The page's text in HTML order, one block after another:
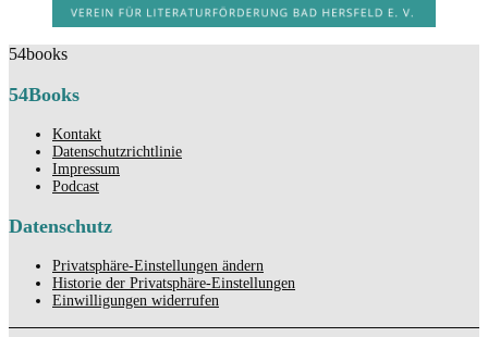
54books
54Books
Kontakt
Datenschutzrichtlinie
Impressum
Podcast
Datenschutz
Privatsphäre-Einstellungen ändern
Historie der Privatsphäre-Einstellungen
Einwilligungen widerrufen